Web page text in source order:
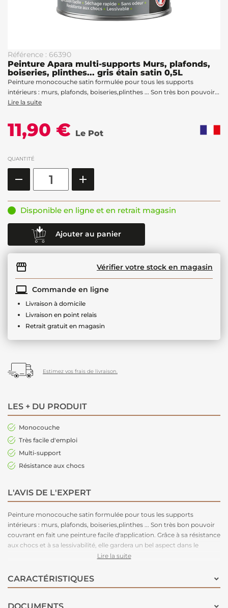
Référence : 66390
Peinture Apara multi-supports Murs, plafonds,
boiseries, plinthes... gris étain satin 0,5L
Peinture monocouche satin formulée pour tous les supports
intérieurs : murs, plafonds, boiseries,plinthes ... Son très bon pouvoir...
Lire la suite
11,90 € Le Pot
QUANTITÉ
Disponible en ligne et en retrait magasin
Ajouter au panier
Vérifier votre stock en magasin
Commande en ligne
Livraison à domicile
Livraison en point relais
Retrait gratuit en magasin
Estimez vos frais de livraison.
LES + DU PRODUIT
Monocouche
Très facile d'emploi
Multi-support
Résistance aux chocs
L'AVIS DE L'EXPERT
Peinture monocouche satin formulée pour tous les supports
intérieurs : murs, plafonds, boiseries,plinthes ... Son très bon pouvoir
couvrant en fait une peinture facile d'application. Grâce à sa résistance
aux chocs et à sa lessivabilité, elle gardera un bel aspect dans le
temps. Disponible en 54 teintes pour un large choix de déco.
Lire la suite
CARACTÉRISTIQUES